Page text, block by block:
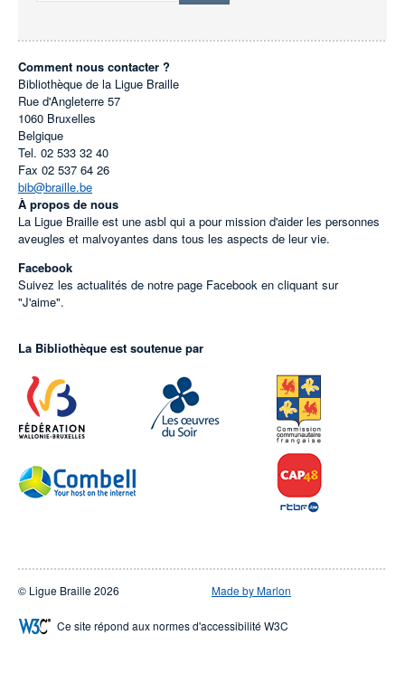
Comment nous contacter ?
Bibliothèque de la Ligue Braille
Rue d'Angleterre 57
1060 Bruxelles
Belgique
Tel. 02 533 32 40
Fax 02 537 64 26
bib@braille.be
À propos de nous
La Ligue Braille est une asbl qui a pour mission d'aider les personnes
aveugles et malvoyantes dans tous les aspects de leur vie.
Facebook
Suivez les actualités de notre page Facebook en cliquant sur
"J'aime".
La Bibliothèque est soutenue par
© Ligue Braille 2026 Made by Marlon
Ce site répond aux normes d'accessibilité W3C